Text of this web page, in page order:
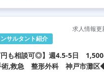
サルタント紹介
求人情報
円も相談可◎】週4.5‐5日
術,救急 整形外科 神戸市灘区